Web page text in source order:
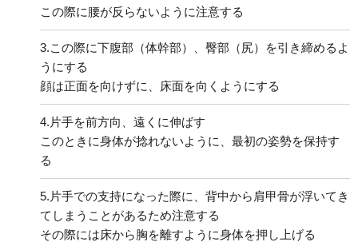
この際に腰が反らないように注意する
3.この際に下腹部（体幹部）、臀部（尻）を引き締めるよ
うにする
顔は正面を向けずに、床面を向くようにする
4. 片手を前方向、遠くに伸ばす
このときに身体が捻れないように、最初の姿勢を保持す
る
5. 片手での支持になった際に、背中から肩甲骨が浮いてき
てしまうことがあるため注意する
その際には床から胸を離すように身体を押し上げる